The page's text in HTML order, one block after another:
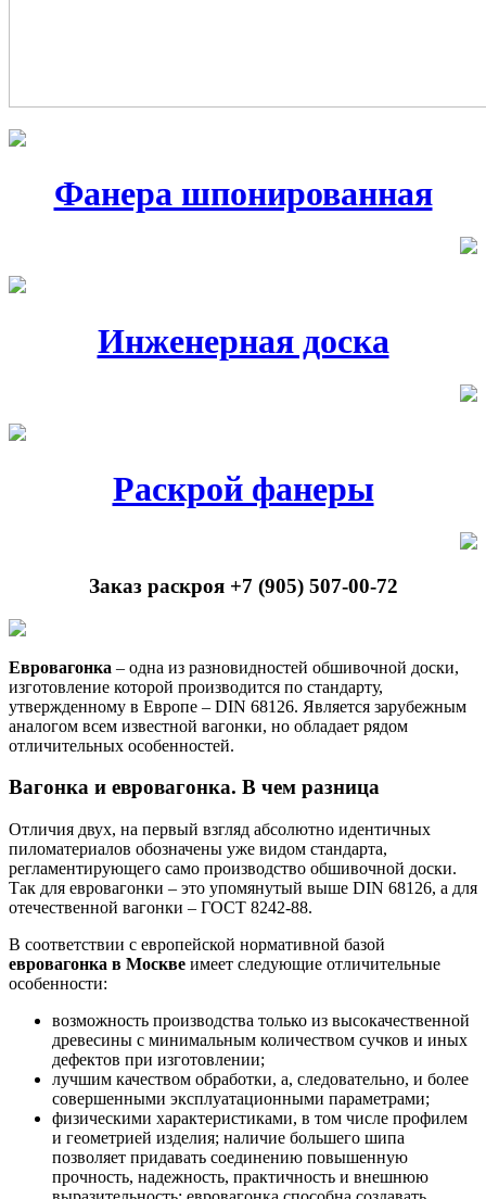
Фанера шпонированная
Инженерная доска
Раскрой фанеры
Заказ раскроя +7 (905) 507-00-72
Евровагонка – одна из разновидностей обшивочной доски,
изготовление которой производится по стандарту,
утвержденному в Европе – DIN 68126. Является зарубежным
аналогом всем известной вагонки, но обладает рядом
отличительных особенностей.
Вагонка и евровагонка. В чем разница
Отличия двух, на первый взгляд абсолютно идентичных
пиломатериалов обозначены уже видом стандарта,
регламентирующего само производство обшивочной доски.
Так для евровагонки – это упомянутый выше DIN 68126, а для
отечественной вагонки – ГОСТ 8242-88.
В соответствии с европейской нормативной базой
евровагонка в Москве имеет следующие отличительные
особенности:
возможность производства только из высокачественной
древесины с минимальным количеством сучков и иных
дефектов при изготовлении;
лучшим качеством обработки, а, следовательно, и более
совершенными эксплуатационными параметрами;
физическими характеристиками, в том числе профилем
и геометрией изделия; наличие большего шипа
позволяет придавать соединению повышенную
прочность, надежность, практичность и внешнюю